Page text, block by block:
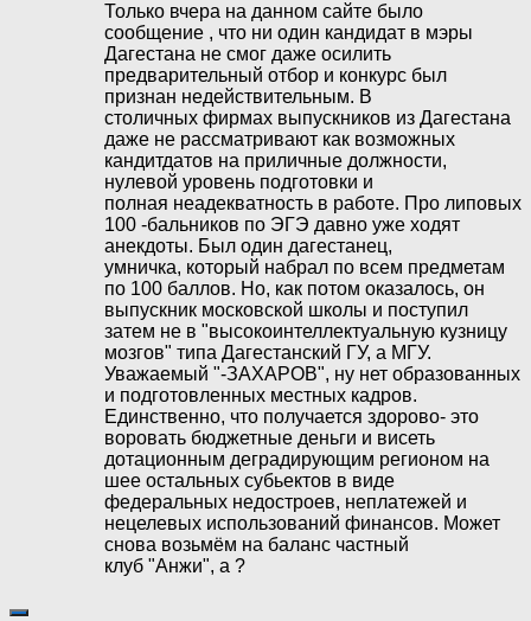
Только вчера на данном сайте было
сообщение , что ни один кандидат в мэры
Дагестана не смог даже осилить
предварительный отбор и конкурс был
признан недействительным. В
столичных фирмах выпускников из Дагестана
даже не рассматривают как возможных
кандитдатов на приличные должности,
нулевой уровень подготовки и
полная неадекватность в работе. Про липовых
100 -бальников по ЭГЭ давно уже ходят
анекдоты. Был один дагестанец,
умничка, который набрал по всем предметам
по 100 баллов. Но, как потом оказалось, он
выпускник московской школы и поступил
затем не в "высокоинтеллектуальную кузницу
мозгов" типа Дагестанский ГУ, а МГУ.
Уважаемый "-ЗАХАРОВ", ну нет образованных
и подготовленных местных кадров.
Единственно, что получается здорово- это
воровать бюджетные деньги и висеть
дотационным деградирующим регионом на
шее остальных субьектов в виде
федеральных недостроев, неплатежей и
нецелевых использований финансов. Может
снова возьмём на баланс частный
клуб "Анжи", а ?